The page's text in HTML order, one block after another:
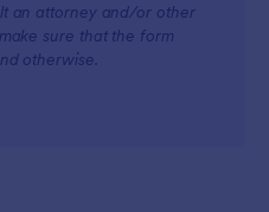
an attorney and/or other
sure that the form
otherwise.